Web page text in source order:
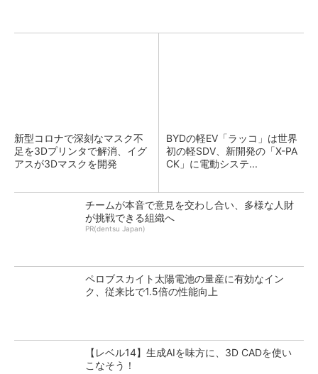
新型コロナで深刻なマスク不
足を3Dプリンタで解消、イグ
アスが3Dマスクを開発
BYDの軽EV「ラッコ」は世界
初の軽SDV、新開発の「X-PA
CK」に電動システ...
チームが本音で意見を交わし合い、多様な人財
が挑戦できる組織へ
PR(dentsu Japan)
ペロブスカイト太陽電池の量産に有効なイン
ク、従来比で1.5倍の性能向上
【レベル14】生成AIを味方に、3D CADを使い
こなそう！